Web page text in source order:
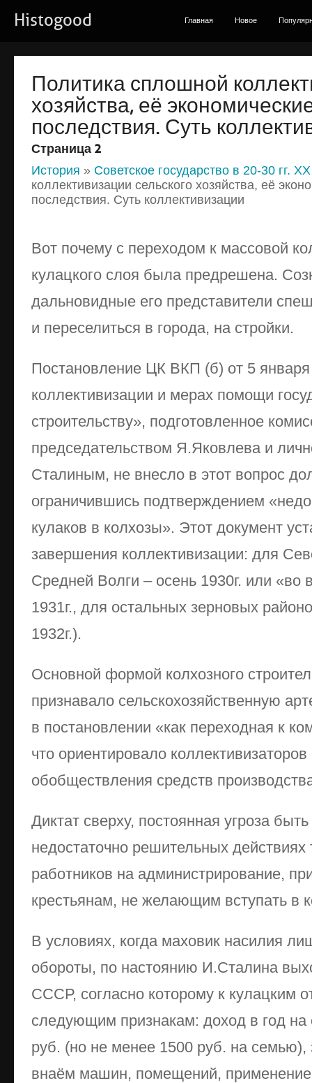
Histogood Главная Новое
Политика сплошной
хозяйства, её
последствия. Суть
Страница 2
История » Советское государство в 20-30 гг.
коллективизации сельского хозяйства, её
последствия. Суть коллективизации
Вот почему с переходом к массовой
кулацкого слоя была предрешена.
дальновидные его представители
и переселиться в города, на стройки.
Постановление ЦК ВКП (б) от 5
коллективизации и мерах помощи
строительству», подготовленное
председательством Я.Яковлева и
Сталиным, не внесло в этот вопрос
ограничившись подтверждением
кулаков в колхозы». Этот документ
завершения коллективизации: для
Средней Волги – осень 1930г. или «во
1931г., для остальных зерновых
1932г.).
Основной формой колхозного
признавало сельскохозяйственную
в постановлении «как переходная к
что ориентировало
обобществления средств
Диктат сверху, постоянная угроза
недостаточно решительных
работников на администрирование,
крестьянам, не желающим вступать в
В условиях, когда маховик насилия
обороты, по настоянию И.Сталина
СССР, согласно которому к кулацким
следующим признакам: доход в год
руб. (но не менее 1500 руб. на семью),
внаём машин, помещений, применение